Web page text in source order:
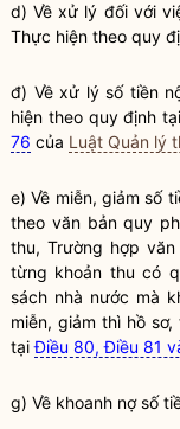
d) Về xử lý đối với
Thực hiện theo quy
đ) Về xử lý số tiền
hiện theo quy định
76 của Luật Quản lý
e) Về miễn, giảm số
theo văn bản quy
thu, Trường hợp
từng khoản thu có
sách nhà nước mà
miễn, giảm thì hồ
tạiĐiều 80, Điều 81
g) Về khoanh nợ số